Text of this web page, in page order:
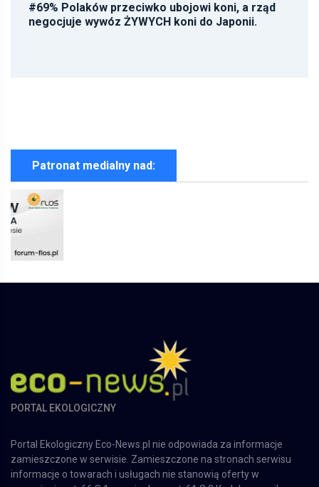
#69% Polaków przeciwko ubojowi koni, a rząd
negocjuje wywóz ŻYWYCH koni do Japonii.
Patronat medialny nad:
PORTAL EKOLOGICZNY
zamieszczone w serwisie. Zamieszczone na stronach serwisu
informacje o towarach i usługach nie stanowią oferty w
rozumieniu art. 66 § 1 w związku z art. 61 § 2 Kodeksu cywilnego.